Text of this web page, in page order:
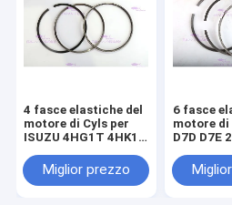
4 fasce elastiche del
motore di Cyls per
ISUZU 4HG1T 4HK1T
Miglior prezzo
6 fasce
motore di
D7D D7E